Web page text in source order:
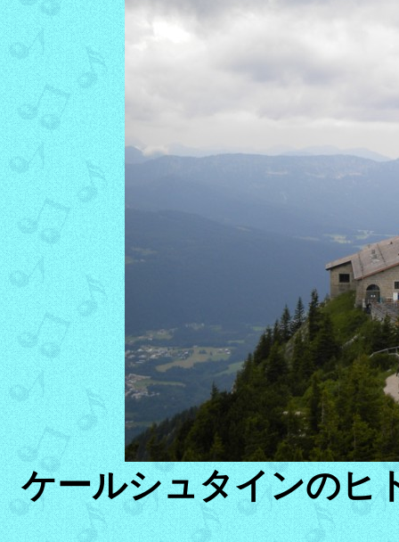
ケールシュタインのヒ